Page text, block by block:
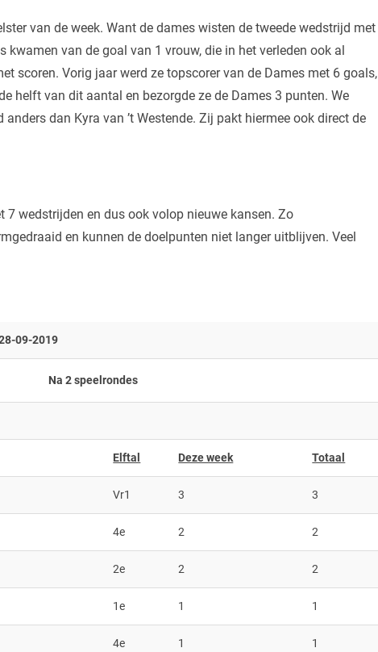
van de week. Want de dames wisten de tweede wedstrijd met
kwamen van de goal van 1 vrouw, die in het verleden ook al
scoren. Vorig jaar werd ze topscorer van de Dames met 6 goals,
helft van dit aantal en bezorgde ze de Dames 3 punten. We
dan Kyra van ’t Westende. Zij pakt hiermee ook direct de
7 wedstrijden en dus ook volop nieuwe kansen. Zo
en kunnen de doelpunten niet langer uitblijven. Veel
09-2019
Na 2 speelrondes
Elftal Deze week Totaal
Vr1 3 3
4e 2 2
2e 2 2
1e 1 1
4e 1 1